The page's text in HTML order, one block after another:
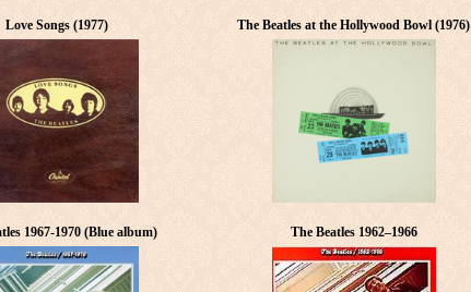
Love Songs (1977) The Beatles at the Hollywood Bowl (1976)
1967-1970 (Blue album) The Beatles 1962–1966